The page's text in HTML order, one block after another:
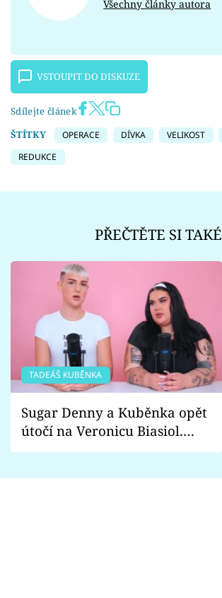
Všechny články autora
VSTOUPIT DO DISKUZE
Sdílejte článek
ŠTÍTKY
OPERACE DÍVKA VELIKOST
REDUKCE
PŘEČTĚTE SI TAKÉ
TADEÁŠ KUBĚNKA
Sugar Denny a Kuběnka opět
útočí na Veronicu Biasiol.
Proč je podle nich falešná a